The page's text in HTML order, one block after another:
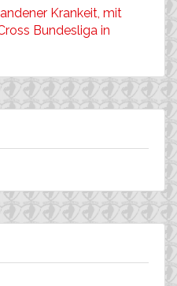
Krankeit, mit
Bundesliga in